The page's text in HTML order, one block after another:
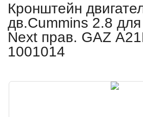
Кронштейн
дв.Cummins 2.8
Next прав. GAZ
1001014